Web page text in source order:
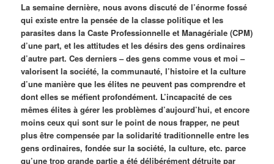
La semaine dernière, nous avons discuté de l’énorme fossé
qui existe entre la pensée de la classe politique et les
parasites dans la Caste Professionnelle et Managériale (CPM)
d’une part, et les attitudes et les désirs des gens ordinaires
d’autre part. Ces derniers – des gens comme vous et moi –
valorisent la société, la communauté, l’histoire et la culture
d’une manière que les élites ne peuvent pas comprendre et
dont elles se méfient profondément. L’incapacité de ces
mêmes élites à gérer les problèmes d’aujourd’hui, et encore
moins ceux qui sont sur le point de nous frapper, ne peut
plus être compensée par la solidarité traditionnelle entre les
gens ordinaires, fondée sur la société, la culture, etc. parce
qu’une trop grande partie a été délibérément détruite par